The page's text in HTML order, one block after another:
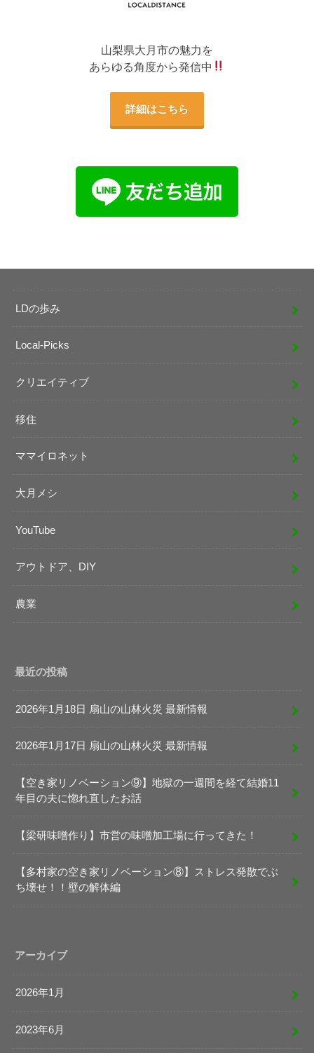
山梨県大月市の魅力を
あらゆる角度から発信中
詳細はこちら
LDの歩み
Local-Picks
クリエイティブ
移住
ママイロネット
大月メシ
YouTube
アウトドア、DIY
農業
最近の投稿
2026年1月18日 扇山の山林火災 最新情報
2026年1月17日 扇山の山林火災 最新情報
【空き家リノベーション⑨】地獄の一週間を経て結婚11
年目の夫に惚れ直したお話
【梁研味噌作り】市営の味噌加工場に行ってきた！
【多村家の空き家リノベーション⑧】ストレス発散でぶ
ち壊せ！！壁の解体編
アーカイブ
2026年1月
2023年6月